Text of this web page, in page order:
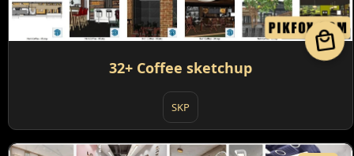
32+ Coffee sketchup
SKP
local_mall